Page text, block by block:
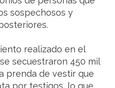
sospechosos y
realizado en el
secuestraron 450 mil
prenda de vestir que
por testigos, lo que